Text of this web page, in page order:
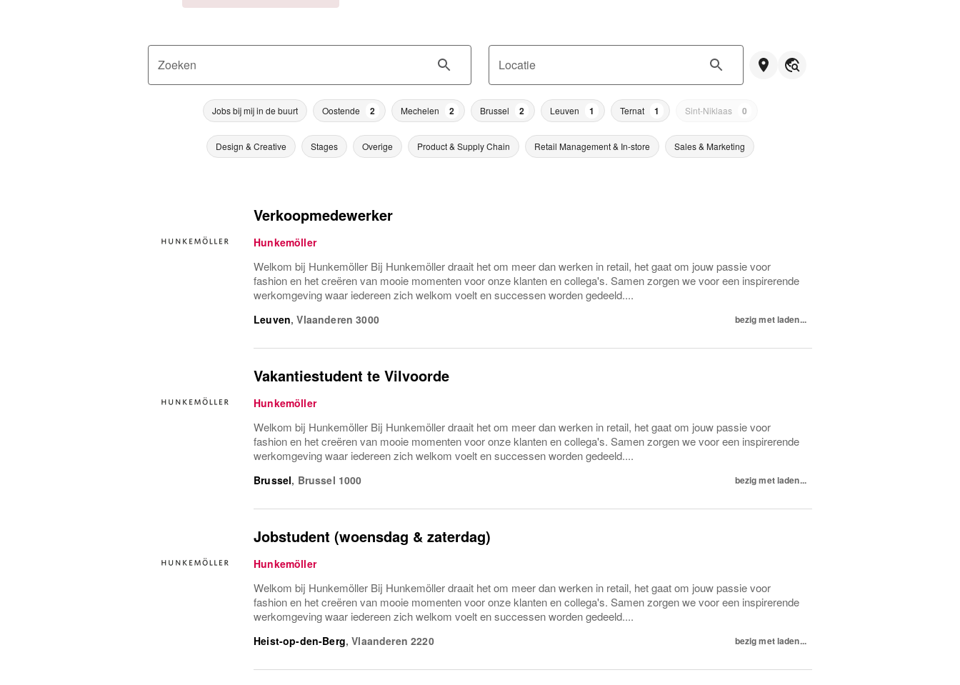
Zoeken Locatie
Jobs bij mij in de buurt Oostende 2 Mechelen 2 Brussel 2 Leuven 1 Ternat 1 Sint-Niklaas 0
Design & Creative Stages Overige Product & Supply Chain Retail Management & In-store Sales & Marketing
Verkoopmedewerker
Hunkemöller
Welkom bij Hunkemöller Bij Hunkemöller draait het om meer dan werken in retail, het gaat om jouw passie voor
fashion en het creëren van mooie momenten voor onze klanten en collega's. Samen zorgen we voor een inspirerende
werkomgeving waar iedereen zich welkom voelt en successen worden gedeeld....
Leuven,Vlaanderen 3000 bezig met laden...
Vakantiestudent te Vilvoorde
Hunkemöller
Welkom bij Hunkemöller Bij Hunkemöller draait het om meer dan werken in retail, het gaat om jouw passie voor
fashion en het creëren van mooie momenten voor onze klanten en collega's. Samen zorgen we voor een inspirerende
werkomgeving waar iedereen zich welkom voelt en successen worden gedeeld....
Brussel, Brussel 1000 bezig met laden...
Jobstudent (woensdag & zaterdag)
Hunkemöller
Welkom bij Hunkemöller Bij Hunkemöller draait het om meer dan werken in retail, het gaat om jouw passie voor
fashion en het creëren van mooie momenten voor onze klanten en collega's. Samen zorgen we voor een inspirerende
werkomgeving waar iedereen zich welkom voelt en successen worden gedeeld....
Heist-op-den-Berg,Vlaanderen 2220 bezig met laden...